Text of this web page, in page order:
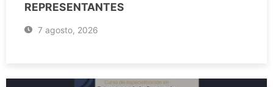
REPRESENTANTES
7 agosto, 2026